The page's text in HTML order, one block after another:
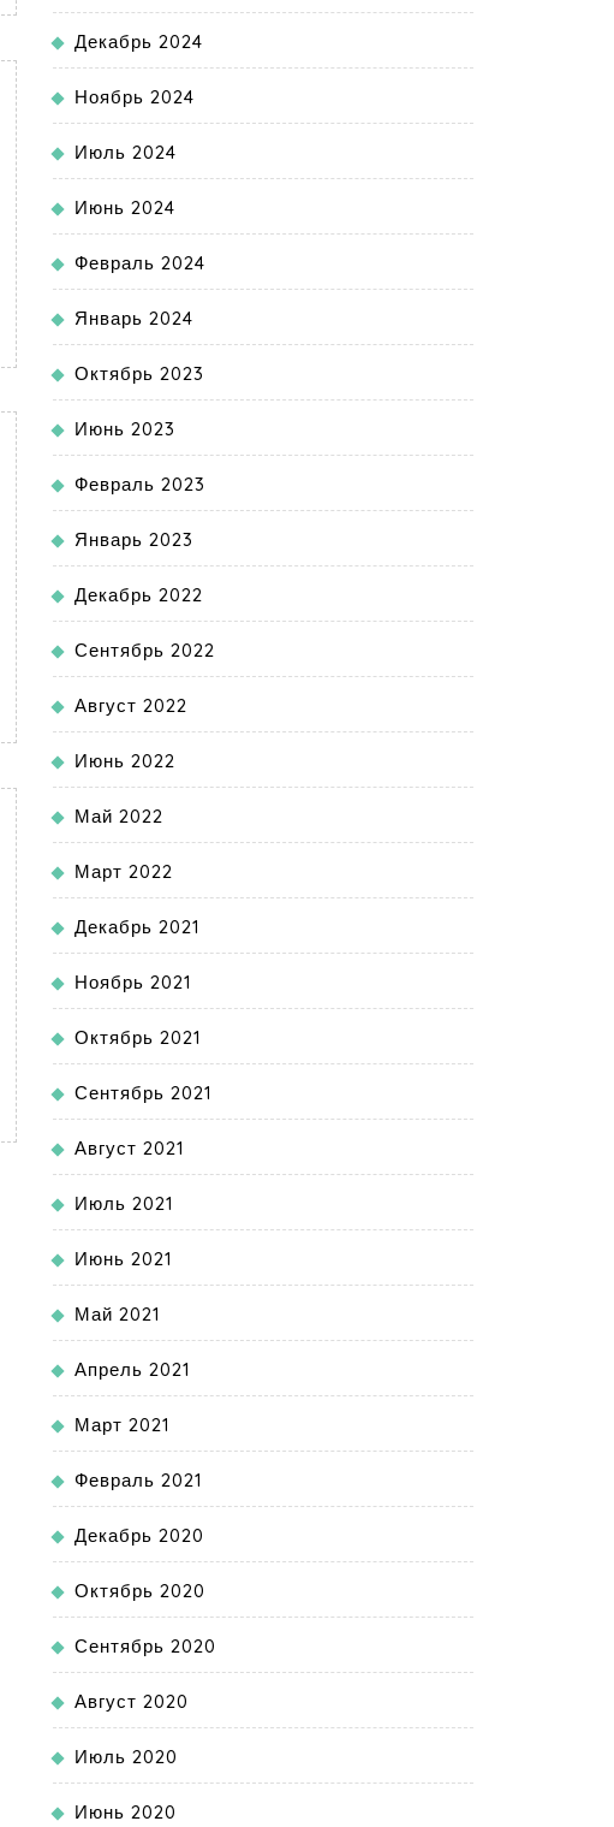
Декабрь 2024
Ноябрь 2024
Июль 2024
Июнь 2024
Февраль 2024
Январь 2024
Октябрь 2023
Июнь 2023
Февраль 2023
Январь 2023
Декабрь 2022
Сентябрь 2022
Август 2022
Июнь 2022
Май 2022
Март 2022
Декабрь 2021
Ноябрь 2021
Октябрь 2021
Сентябрь 2021
Август 2021
Июль 2021
Июнь 2021
Май 2021
Апрель 2021
Март 2021
Февраль 2021
Декабрь 2020
Октябрь 2020
Сентябрь 2020
Август 2020
Июль 2020
Июнь 2020